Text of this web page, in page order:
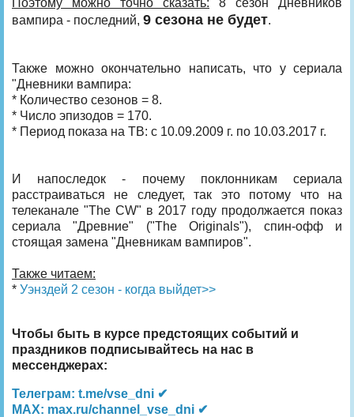
вампира - последний, 9 сезона не будет.
Также можно окончательно написать, что у сериала
"Дневники вампира:
* Количество сезонов = 8.
* Число эпизодов = 170.
* Период показа на ТВ: с 10.09.2009 г. по 10.03.2017 г.
И напоследок - почему поклонникам сериала
расстраиваться не следует, так это потому что на
телеканале "The CW" в 2017 году продолжается показ
сериала "Древние" ("The Originals"), спин-офф и
стоящая замена "Дневникам вампиров".
Также читаем:
* Уэнздей 2 сезон - когда выйдет>>
Чтобы быть в курсе предстоящих событий и
праздников подписывайтесь на нас в
мессенджерах:
Телеграм: t.me/vse_dni ✔
MAX: max.ru/channel_vse_dni ✔